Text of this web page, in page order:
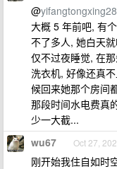
@yifangtongxing28
大概 5 年前吧, 有
不了多人, 她白天
仅不过夜睡觉, 在
洗衣机, 好像还真
候回来她那个房间
那段时间水电费真
少一大截...
wu67 Oct 27,
刚开始我住自如时